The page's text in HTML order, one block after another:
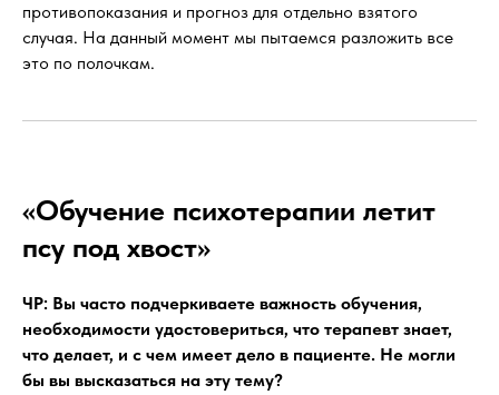
противопоказания и прогноз для отдельно взятого
случая. На данный момент мы пытаемся разложить все
это по полочкам.
«Обучение психотерапии летит
псу под хвост»
ЧР: Вы часто подчеркиваете важность обучения,
необходимости удостовериться, что терапевт знает,
что делает, и с чем имеет дело в пациенте. Не могли
бы вы высказаться на эту тему?